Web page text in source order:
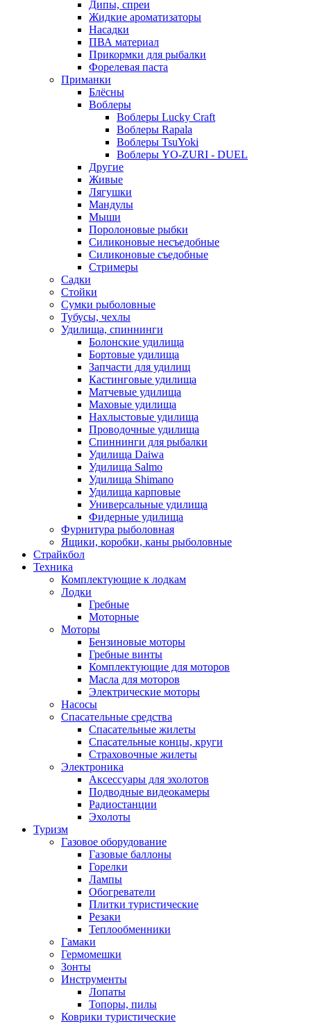
Дипы, спреи
Жидкие ароматизаторы
Насадки
ПВА материал
Прикормки для рыбалки
Форелевая паста
Приманки
Блёсны
Воблеры
Воблеры Lucky Craft
Воблеры Rapala
Воблеры TsuYoki
Воблеры YO-ZURI - DUEL
Другие
Живые
Лягушки
Мандулы
Мыши
Поролоновые рыбки
Силиконовые несъедобные
Силиконовые съедобные
Стримеры
Садки
Стойки
Сумки рыболовные
Тубусы, чехлы
Удилища, спиннинги
Болонские удилища
Бортовые удилища
Запчасти для удилищ
Кастинговые удилища
Матчевые удилища
Маховые удилища
Нахлыстовые удилища
Проводочные удилища
Спиннинги для рыбалки
Удилища Daiwa
Удилища Salmo
Удилища Shimano
Удилища карповые
Универсальные удилища
Фидерные удилища
Фурнитура рыболовная
Ящики, коробки, каны рыболовные
Страйкбол
Техника
Комплектующие к лодкам
Лодки
Гребные
Моторные
Моторы
Бензиновые моторы
Гребные винты
Комплектующие для моторов
Масла для моторов
Электрические моторы
Насосы
Спасательные средства
Спасательные жилеты
Спасательные концы, круги
Страховочные жилеты
Электроника
Аксессуары для эхолотов
Подводные видеокамеры
Радиостанции
Эхолоты
Туризм
Газовое оборудование
Газовые баллоны
Горелки
Лампы
Обогреватели
Плитки туристические
Резаки
Теплообменники
Гамаки
Гермомешки
Зонты
Инструменты
Лопаты
Топоры, пилы
Коврики туристические